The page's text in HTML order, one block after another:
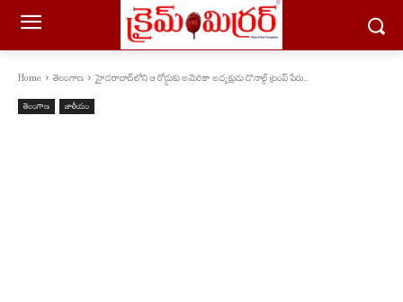
Home తెలంగాణ హైదరాబాద్‌లోని ఆ రోడ్డుకు అమెరికా అధ్యక్షుడు డొనాల్డ్ ట్రంప్ పేరు..
తెలంగాణ జాతీయం